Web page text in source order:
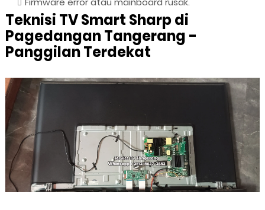
Teknisi TV Smart Sharp di
Pagedangan Tangerang -
Panggilan Terdekat